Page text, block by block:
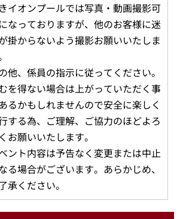
イオンプールでは写真・動画撮影可
なっておりますが、他のお客様に迷
掛からないよう撮影お願いいたしま
他、係員の指示に従ってください。
を得ない場合は上がっていただく事
るかもしれませんので安全に楽しく
する為、ご理解、ご協力のほどよろ
お願いいたします。
ント内容は予告なく変更または中止
る場合がございます。あらかじめ、
承ください。